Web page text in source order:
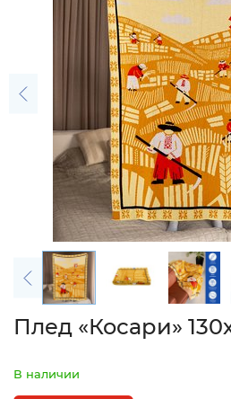
Плед «Косари»
В наличии